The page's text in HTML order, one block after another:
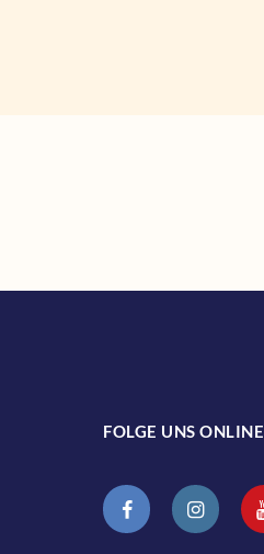
FOLGE UNS ONLINE